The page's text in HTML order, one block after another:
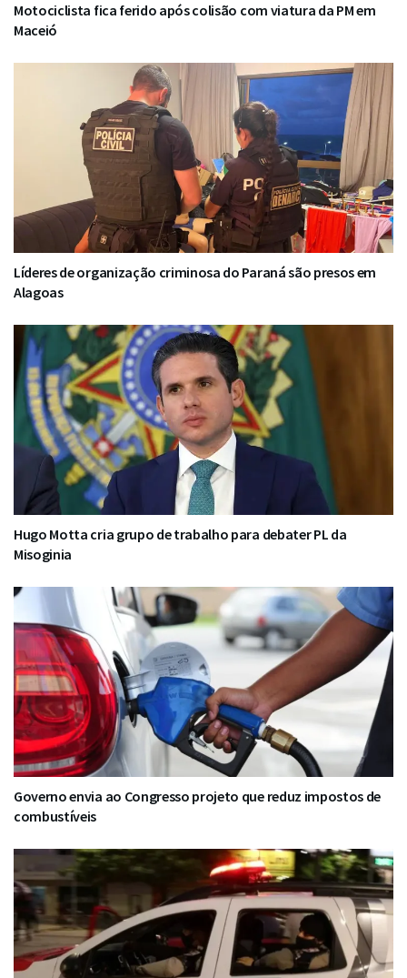
Motociclista fica ferido após colisão com viatura da PM em
Maceió
Líderes de organização criminosa do Paraná são presos em
Alagoas
Hugo Motta cria grupo de trabalho para debater PL da
Misoginia
Governo envia ao Congresso projeto que reduz impostos de
combustíveis